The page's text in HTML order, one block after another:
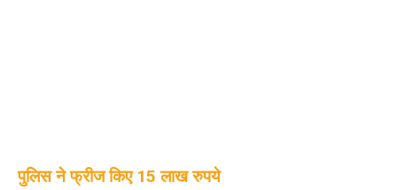
पुलिस ने फ्रीज किए 15 लाख रुपये